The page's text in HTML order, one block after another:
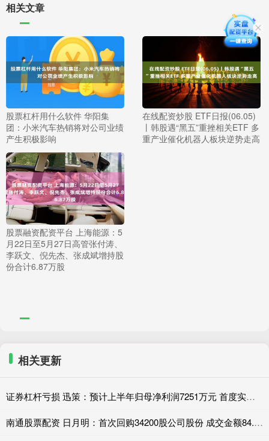
相关文章
股票杠杆用什么软件 华阳集
团：小米汽车热销将对公司业绩
产生积极影响
在线配资炒股 ETF日报(06.05)
丨韩股遇“黑五”重挫相关ETF 多
重产业催化机器人板块逆势走高
股票融资配资平台 上海能源：5
月22日至5月27日高管张付涛、
李跃文、倪先杰、张成斌增持股
份合计6.87万股
相关更新
证券杠杆亏损 迅策：预计上半年归母净利润7251万元 首度实现半年度盈利
南通股票配资 日月明：首次回购34200股公司股份 成交金额84.11万元